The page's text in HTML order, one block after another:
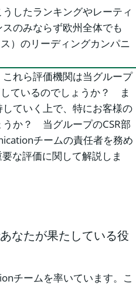
したランキングやレーティ
のみならず欧州全体でも
）のリーディングカンパニ
れら評価機関は当グループ
ているのでしょうか？ ま
ていく上で、特にお客様の
か？ 当グループのCSR部
チームの責任者を務め
な評価に関して解説しま
なたが果たしている役
チームを率いています。こ